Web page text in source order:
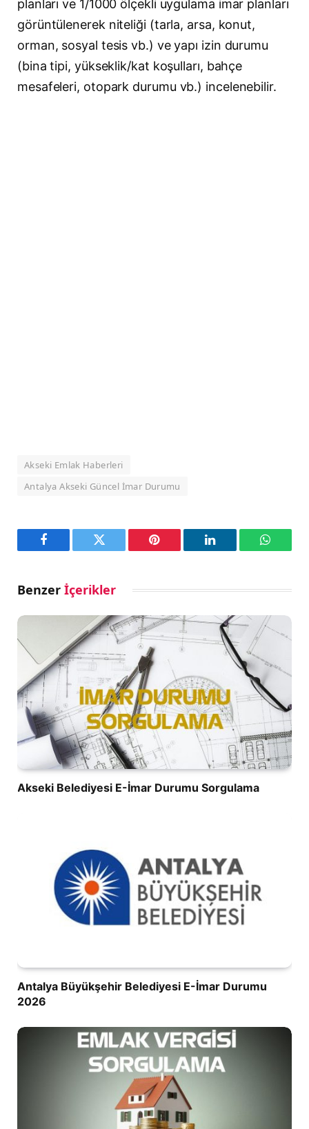
planları ve 1/1000 ölçekli uygulama imar planları
görüntülenerek niteliği (tarla, arsa, konut,
orman, sosyal tesis vb.) ve yapı izin durumu
(bina tipi, yükseklik/kat koşulları, bahçe
mesafeleri, otopark durumu vb.) incelenebilir.
Akseki Emlak Haberleri
Antalya Akseki Güncel İmar Durumu
Facebook Twitter Pinterest LinkedIn
Benzer İçerikler
Akseki Belediyesi E-İmar Durumu Sorgulama
Antalya Büyükşehir Belediyesi E-İmar Durumu
2026